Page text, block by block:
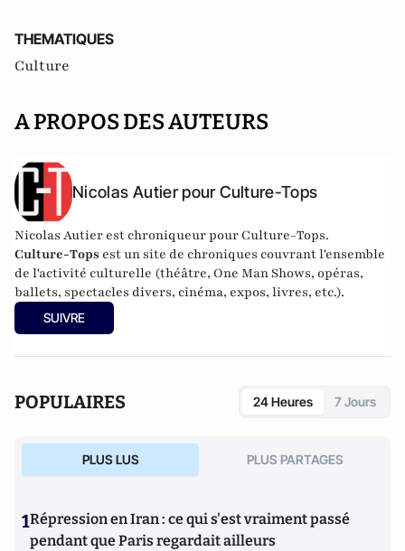
THEMATIQUES
Culture
A PROPOS DES AUTEURS
Nicolas Autier pour Culture-Tops
Nicolas Autier est chroniqueur pour Culture-Tops.
Culture-Tops est un site de chroniques couvrant l'ensemble
de l'activité culturelle (théâtre, One Man Shows, opéras,
ballets, spectacles divers, cinéma, expos, livres, etc.).
SUIVRE
POPULAIRES 24 Heures 7 Jours
PLUS LUS PLUS PARTAGES
1Répression en Iran : ce qui s'est vraiment passé
pendant que Paris regardait ailleurs